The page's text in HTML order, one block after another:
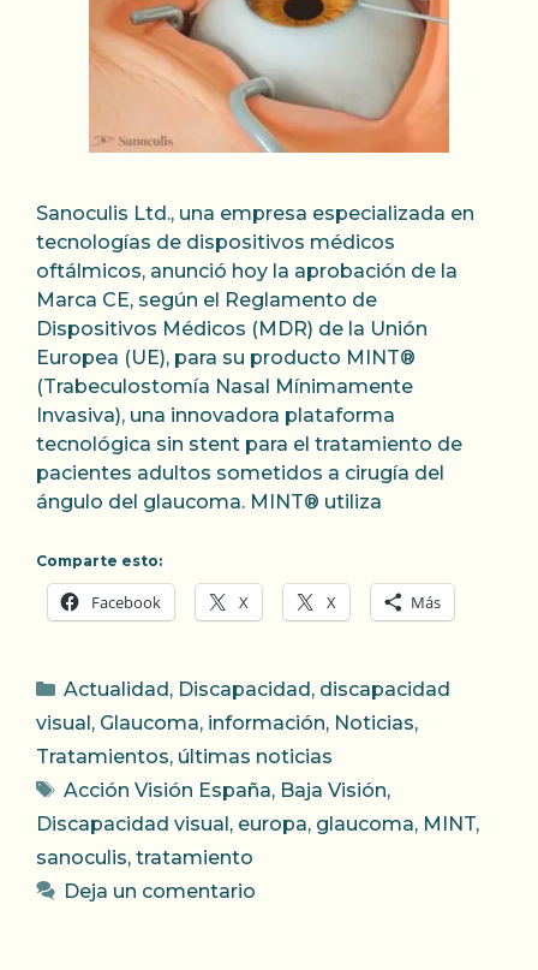
Sanoculis Ltd., una empresa especializada en
tecnologías de dispositivos médicos
oftálmicos, anunció hoy la aprobación de la
Marca CE, según el Reglamento de
Dispositivos Médicos (MDR) de la Unión
Europea (UE), para su producto MINT®
(Trabeculostomía Nasal Mínimamente
Invasiva), una innovadora plataforma
tecnológica sin stent para el tratamiento de
pacientes adultos sometidos a cirugía del
ángulo del glaucoma. MINT® utiliza
Comparte esto:
Facebook X X Más
Categorías
Actualidad , Discapacidad , discapacidad
visual , Glaucoma, información, Noticias,
Tratamientos, últimas noticias
Etiquetas
Acción Visión España, Baja Visión,
Discapacidad visual , europa, glaucoma, MINT,
sanoculis, tratamiento
Deja un comentario